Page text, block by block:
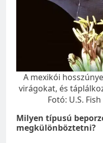
A mexikói
virágokat, és
Fotó: U.S.
Milyen típusú
megkülönböztetni?